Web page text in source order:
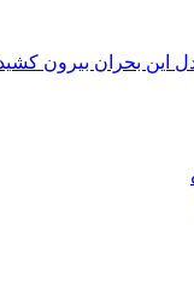
این بحران بیرون